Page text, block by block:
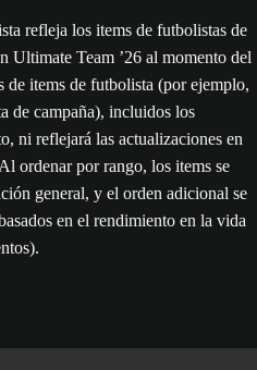
refleja los items de futbolistas de
Ultimate Team ’26 al momento del
items de futbolista (por ejemplo,
de campaña), incluidos los
ni reflejará las actualizaciones en
ordenar por rango, los items se
general, y el orden adicional se
en el rendimiento en la vida